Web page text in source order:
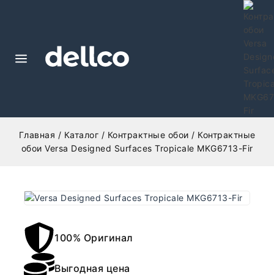
Главная / Каталог / Контрактные обои / Контрактные
обои Versa Designed Surfaces Tropicale MKG6713-Fir
100% Оригинал
Выгодная цена